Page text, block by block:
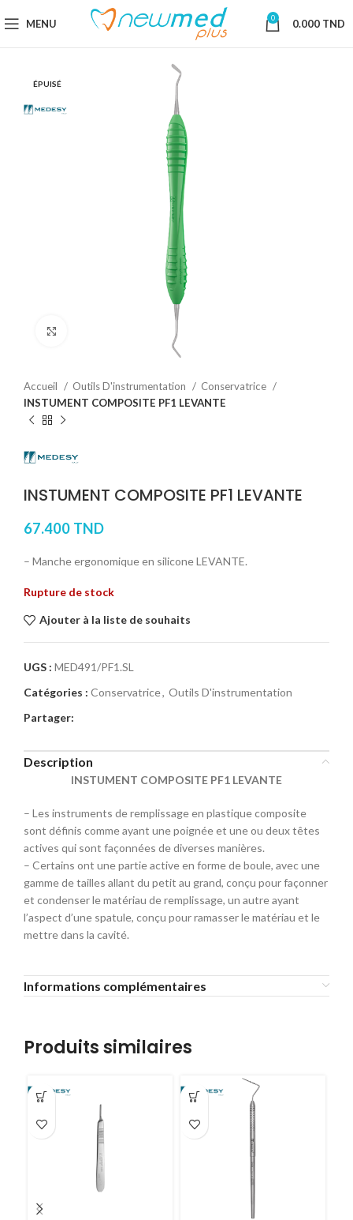
MENU 0 0.000 TND
ÉPUISÉ
Accueil Outils D'instrumentation
Conservatrice
INSTUMENT COMPOSITE PF1 LEVANTE
INSTUMENT COMPOSITE PF1 LEVANTE
67.400 TND
– Manche ergonomique en silicone LEVANTE.
Rupture de stock
Ajouter à la liste de souhaits
UGS : MED491/PF1.SL
Catégories : Conservatrice, Outils D'instrumentation
Partager:
Description
INSTUMENT COMPOSITE PF1 LEVANTE
– Les instruments de remplissage en plastique composite
sont définis comme ayant une poignée et une ou deux têtes
actives qui sont façonnées de diverses manières.
– Certains ont une partie active en forme de boule, avec une
gamme de tailles allant du petit au grand, conçu pour façonner
et condenser le matériau de remplissage, un autre ayant
l’aspect d’une spatule, conçu pour ramasser le matériau et le
mettre dans la cavité.
Informations complémentaires
Produits similaires